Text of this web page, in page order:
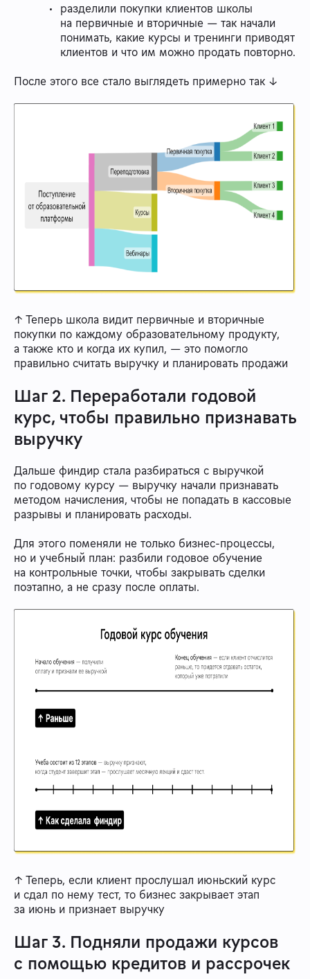
разделили покупки клиентов школы
на первичные и вторичные — так начали
понимать, какие курсы и тренинги приводят
клиентов и что им можно продать повторно.
После этого все стало выглядеть примерно так ↓
↑ Теперь школа видит первичные и вторичные
покупки по каждому образовательному продукту,
а также кто и когда их купил, — это помогло
правильно считать выручку и планировать продажи
Шаг 2. Переработали годовой
курс, чтобы правильно признавать
выручку
Дальше финдир стала разбираться с выручкой
по годовому курсу — выручку начали признавать
методом начисления, чтобы не попадать в кассовые
разрывы и планировать расходы.
Для этого поменяли не только бизнес-процессы,
но и учебный план: разбили годовое обучение
на контрольные точки, чтобы закрывать сделки
поэтапно, а не сразу после оплаты.
↑ Теперь, если клиент прослушал июньский курс
и сдал по нему тест, то бизнес закрывает этап
за июнь и признает выручку
Шаг 3. Подняли продажи курсов
с помощью кредитов и рассрочек